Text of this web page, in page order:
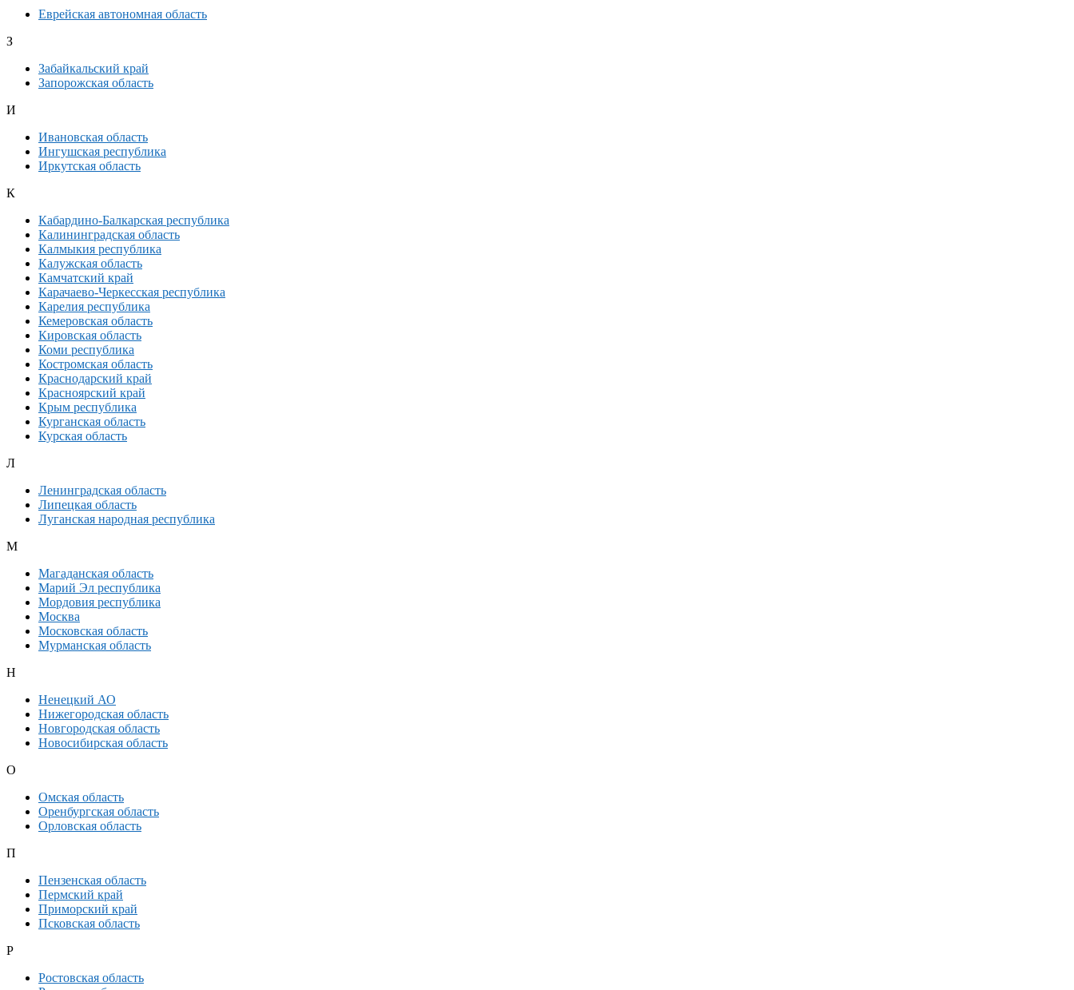
Еврейская автономная область
З
Забайкальский край
Запорожская область
И
Ивановская область
Ингушская республика
Иркутская область
К
Кабардино-Балкарская республика
Калининградская область
Калмыкия республика
Калужская область
Камчатский край
Карачаево-Черкесская республика
Карелия республика
Кемеровская область
Кировская область
Коми республика
Костромская область
Краснодарский край
Красноярский край
Крым республика
Курганская область
Курская область
Л
Ленинградская область
Липецкая область
Луганская народная республика
М
Магаданская область
Марий Эл республика
Мордовия республика
Москва
Московская область
Мурманская область
Н
Ненецкий АО
Нижегородская область
Новгородская область
Новосибирская область
О
Омская область
Оренбургская область
Орловская область
П
Пензенская область
Пермский край
Приморский край
Псковская область
Р
Ростовская область